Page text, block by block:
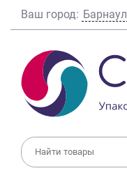
Ваш город: Барнаул